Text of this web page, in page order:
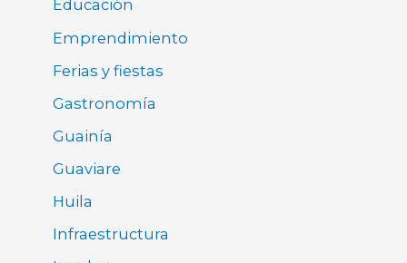
Educación
Emprendimiento
Ferias y fiestas
Gastronomía
Guainía
Guaviare
Huila
Infraestructura